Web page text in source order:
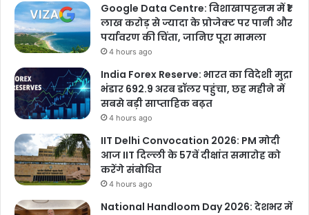
Google Data Centre: विशाखापट्टनम में ₹1
लाख करोड़ से ज्यादा के प्रोजेक्ट पर पानी और
पर्यावरण की चिंता, जानिए पूरा मामला
4 hours ago
India Forex Reserve: भारत का विदेशी मुद्रा
भंडार 692.9 अरब डॉलर पहुंचा, छह महीने में
सबसे बड़ी साप्ताहिक बढ़त
4 hours ago
IIT Delhi Convocation 2026: PM मोदी
आज IIT दिल्ली के 57वें दीक्षांत समारोह को
करेंगे संबोधित
4 hours ago
National Handloom Day 2026: देशभर में